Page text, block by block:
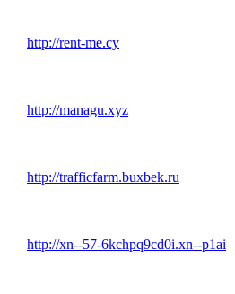
http://rent-me.cy
http://managu.xyz
http://trafficfarm.buxbek.ru
http://xn--57-6kchpq9cd0i.xn--p1ai